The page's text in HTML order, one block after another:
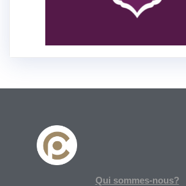
Qui sommes-nous?